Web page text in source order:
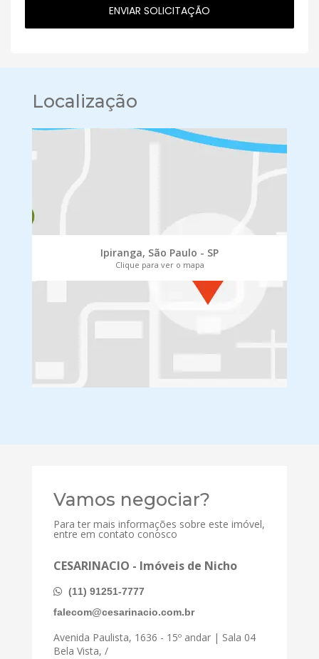
Localização
Ipiranga, São Paulo - SP
Clique para ver o mapa
Vamos negociar?
Para ter mais informações sobre este imóvel,
entre em contato conosco
CESARINACIO - Imóveis de Nicho
(11) 91251-7777
falecom@cesarinacio.com.br
Avenida Paulista, 1636 - 15º andar | Sala 04
Bela Vista, /